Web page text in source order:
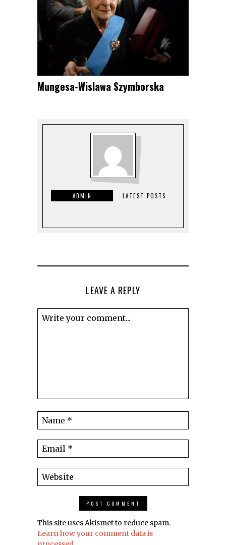
Mungesa-Wislawa Szymborska
ADMIN LATEST POSTS
LEAVE A REPLY
This site uses Akismet to reduce spam.
Learn how your comment data is